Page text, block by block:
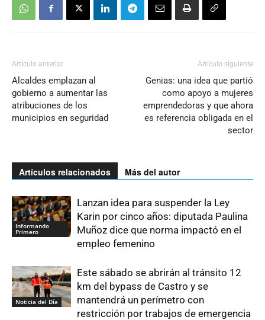
Artículo anterior
Alcaldes emplazan al
gobierno a aumentar las
atribuciones de los
municipios en seguridad
Artículo siguiente
Genias: una idea que partió
como apoyo a mujeres
emprendedoras y que ahora
es referencia obligada en el
sector
Artículos relacionados Más del autor
Informando
Primero
Lanzan idea para suspender la Ley
Karin por cinco años: diputada Paulina
Muñoz dice que norma impactó en el
empleo femenino
Noticia del Día
Este sábado se abrirán al tránsito 12
km del bypass de Castro y se
mantendrá un perímetro con
restricción por trabajos de emergencia